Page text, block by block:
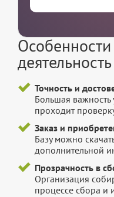
Точность и
Большая
проходит
Заказ и
Базу можно
дополнительной
Прозрачность в
Организация
процессе сбора и